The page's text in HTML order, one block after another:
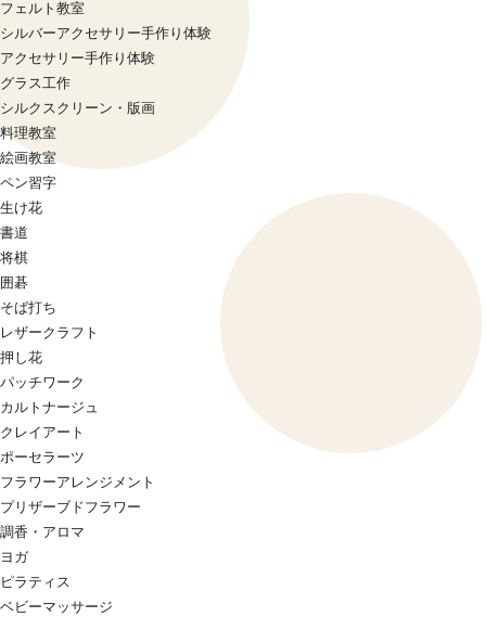
フェルト教室
シルバーアクセサリー手作り体験
アクセサリー手作り体験
グラス工作
シルクスクリーン・版画
料理教室
絵画教室
ペン習字
生け花
書道
将棋
囲碁
そば打ち
レザークラフト
押し花
パッチワーク
カルトナージュ
クレイアート
ポーセラーツ
フラワーアレンジメント
プリザーブドフラワー
調香・アロマ
ヨガ
ピラティス
ベビーマッサージ